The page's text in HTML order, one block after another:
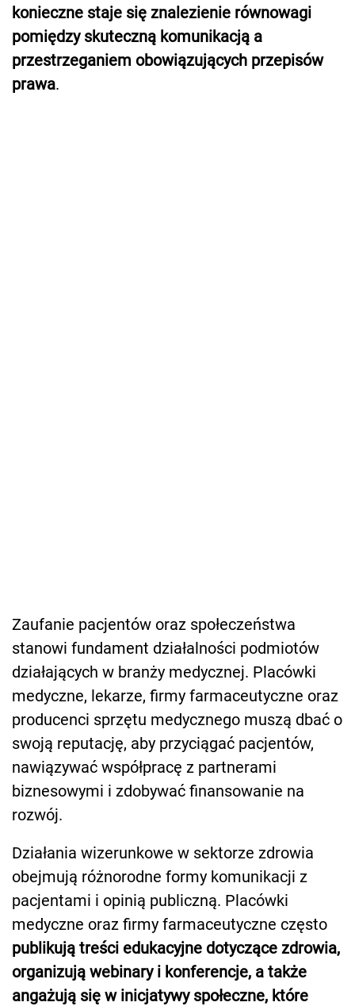
konieczne staje się znalezienie równowagi
pomiędzy skuteczną komunikacją a
przestrzeganiem obowiązujących przepisów
prawa.
Zaufanie pacjentów oraz społeczeństwa
stanowi fundament działalności podmiotów
działających w branży medycznej. Placówki
medyczne, lekarze, firmy farmaceutyczne oraz
producenci sprzętu medycznego muszą dbać o
swoją reputację, aby przyciągać pacjentów,
nawiązywać współpracę z partnerami
biznesowymi i zdobywać finansowanie na
rozwój.
Działania wizerunkowe w sektorze zdrowia
obejmują różnorodne formy komunikacji z
pacjentami i opinią publiczną. Placówki
medyczne oraz firmy farmaceutyczne często
publikują treści edukacyjne dotyczące zdrowia,
organizują webinary i konferencje, a także
angażują się w inicjatywy społeczne, które